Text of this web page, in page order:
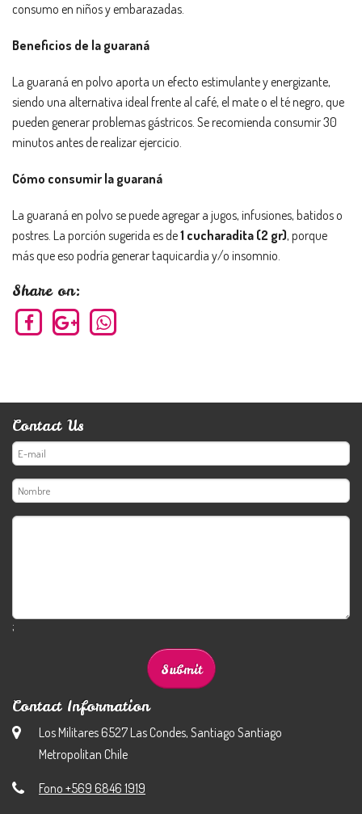
consumo en niños y embarazadas.
Beneficios de la guaraná
La guaraná en polvo aporta un efecto estimulante y energizante,
siendo una alternativa ideal frente al café, el mate o el té negro, que
pueden generar problemas gástricos. Se recomienda consumir 30
minutos antes de realizar ejercicio.
Cómo consumir la guaraná
La guaraná en polvo se puede agregar a jugos, infusiones, batidos o
postres. La porción sugerida es de1 cucharadita (2 gr), porque
más que eso podría generar taquicardia y/o insomnio.
Share on:
Contact Us
;
Contact Information
Los Militares 6527 Las Condes, Santiago Santiago
Metropolitan Chile
Fono +569 6846 1919